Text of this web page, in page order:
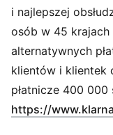
i najlepszej
osób w 45
alternatywnych
klientów i klientek
płatnicze 400 000
https://